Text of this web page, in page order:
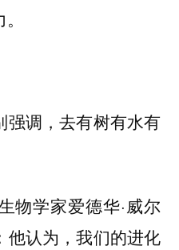
强调，去有树有水有
物学家爱德华·威尔
他认为，我们的进化